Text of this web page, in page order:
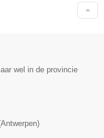
wel in de provincie
Antwerpen)